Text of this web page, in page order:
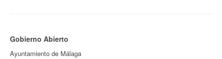
Gobierno Abierto
Ayuntamiento de Málaga